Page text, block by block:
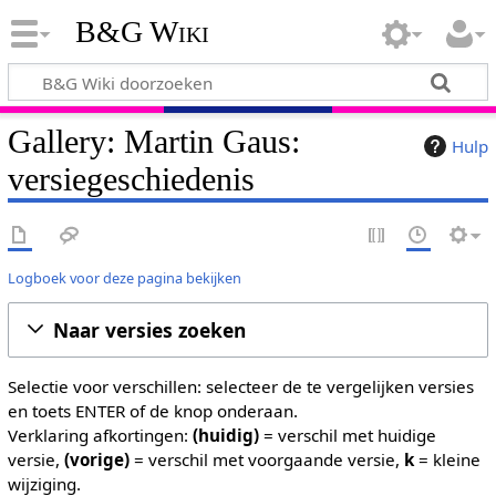
B&G Wiki
Hulp
Gallery: Martin Gaus:
versiegeschiedenis
Logboek voor deze pagina bekijken
Naar versies zoeken
Selectie voor verschillen: selecteer de te vergelijken versies
en toets ENTER of de knop onderaan.
Verklaring afkortingen: (huidig)= verschil met huidige
versie, (vorige)= verschil met voorgaande versie, k= kleine
wijziging.